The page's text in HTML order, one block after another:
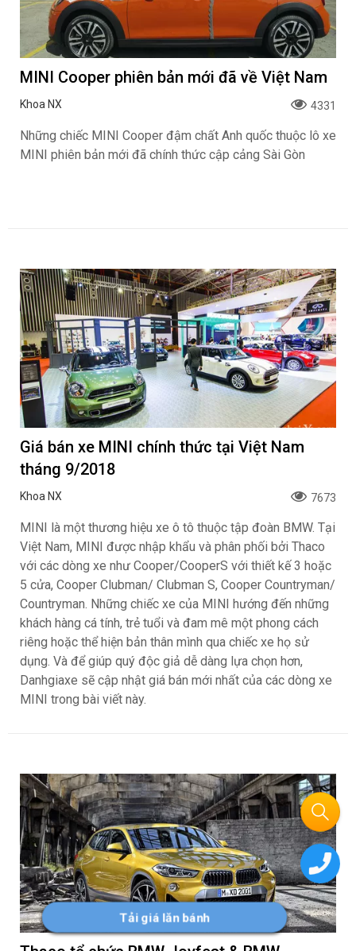
MINI Cooper phiên bản mới đã về Việt Nam
Khoa NX 4331
Những chiếc MINI Cooper đậm chất Anh quốc thuộc lô xe
MINI phiên bản mới đã chính thức cập cảng Sài Gòn
Giá bán xe MINI chính thức tại Việt Nam
tháng 9/2018
Khoa NX 7673
MINI là một thương hiệu xe ô tô thuộc tập đoàn BMW. Tại
Việt Nam, MINI được nhập khẩu và phân phối bởi Thaco
với các dòng xe như Cooper/CooperS với thiết kế 3 hoặc
5 cửa, Cooper Clubman/ Clubman S, Cooper Countryman/
Countryman. Những chiếc xe của MINI hướng đến những
khách hàng cá tính, trẻ tuổi và đam mê một phong cách
riêng hoặc thể hiện bản thân mình qua chiếc xe họ sử
dụng. Và để giúp quý độc giả dễ dàng lựa chọn hơn,
Danhgiaxe sẽ cập nhật giá bán mới nhất của các dòng xe
MINI trong bài viết này.
Tải giá lăn bánh